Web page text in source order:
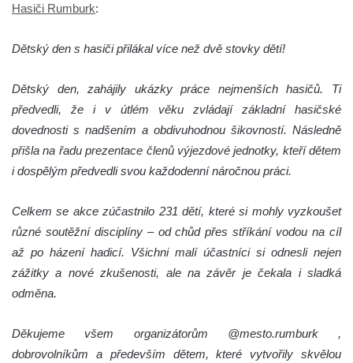
Hasiči Rumburk:
Dětský den s hasiči přilákal více než dvě stovky dětí!
Dětský den, zahájily ukázky práce nejmenších hasičů. Ti
předvedli, že i v útlém věku zvládají základní hasičské
dovednosti s nadšením a obdivuhodnou šikovností. Následně
přišla na řadu prezentace členů výjezdové jednotky, kteří dětem
i dospělým předvedli svou každodenní náročnou práci.
Celkem se akce zúčastnilo 231 dětí, které si mohly vyzkoušet
různé soutěžní disciplíny – od chůd přes stříkání vodou na cíl
až po házení hadicí. Všichni malí účastníci si odnesli nejen
zážitky a nové zkušenosti, ale na závěr je čekala i sladká
odměna.
Děkujeme všem organizátorům @mesto.rumburk ,
dobrovolníkům a především dětem, které vytvořily skvělou